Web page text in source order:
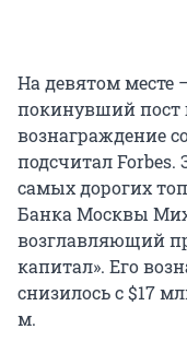
На девятом месте
покинувший пост
вознаграждение
подсчитал
самых дорогих
Банка Москвы
возглавляющий
капитал». Его
снизилось с $17
м.